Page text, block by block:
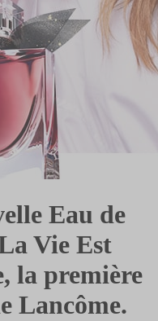
Eau de
Vie Est
la première
Lancôme.